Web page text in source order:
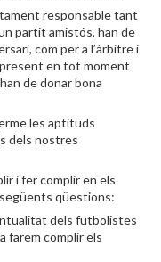
responsable tant
partit amistós, han de
com per a l’àrbitre i
en tot moment
de donar bona
les aptituds
dels nostres
i fer complir en els
qüestions:
dels futbolistes
farem complir els